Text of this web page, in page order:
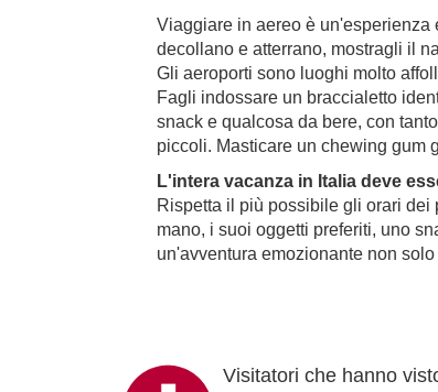
Viaggiare in aereo è un'esperienza
decollano e atterrano, mostragli il
Gli aeroporti sono luoghi molto
Fagli indossare un braccialetto
snack e qualcosa da bere, con
piccoli. Masticare un chewing gum
L'intera vacanza in Italia deve
Rispetta il più possibile gli orari dei
mano, i suoi oggetti preferiti, uno
un'avventura emozionante non
Visitatori che hanno